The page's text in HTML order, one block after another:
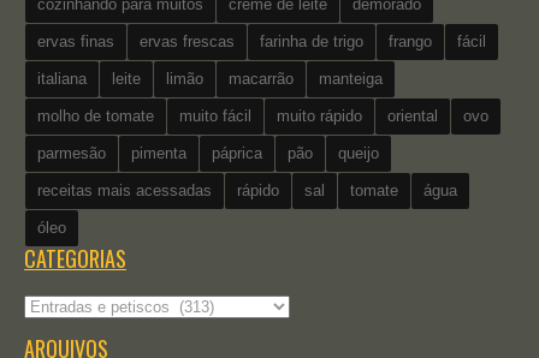
cozinhando para muitos creme de leite demorado
ervas finas ervas frescas farinha de trigo frango fácil
italiana leite limão macarrão manteiga
molho de tomate muito fácil muito rápido oriental ovo
parmesão pimenta páprica pão queijo
receitas mais acessadas rápido sal tomate água
óleo
CATEGORIAS
Categorias
ARQUIVOS